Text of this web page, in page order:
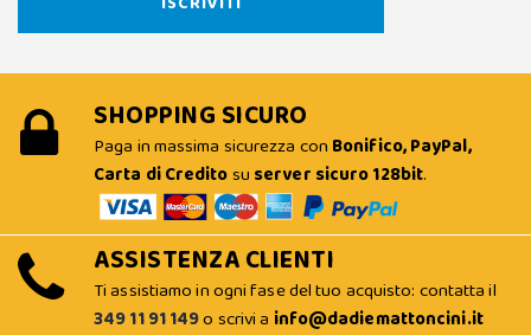
SHOPPING SICURO
Paga in massima sicurezza con Bonifico, PayPal,
Carta di Creditosu server sicuro 128bit.
ASSISTENZA CLIENTI
Ti assistiamo in ogni fase del tuo acquisto: contatta il
349 11 91 149o scrivi a info@dadiemattoncini.it